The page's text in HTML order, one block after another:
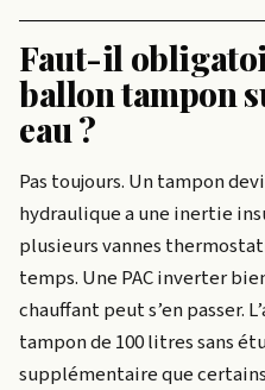
Faut-il
ballon tampon
eau ?
Pas toujours. Un tampon
hydraulique a une inertie
plusieurs vannes
temps. Une PAC inverter
chauffant peut s’en passer.
tampon de 100 litres sans
supplémentaire que